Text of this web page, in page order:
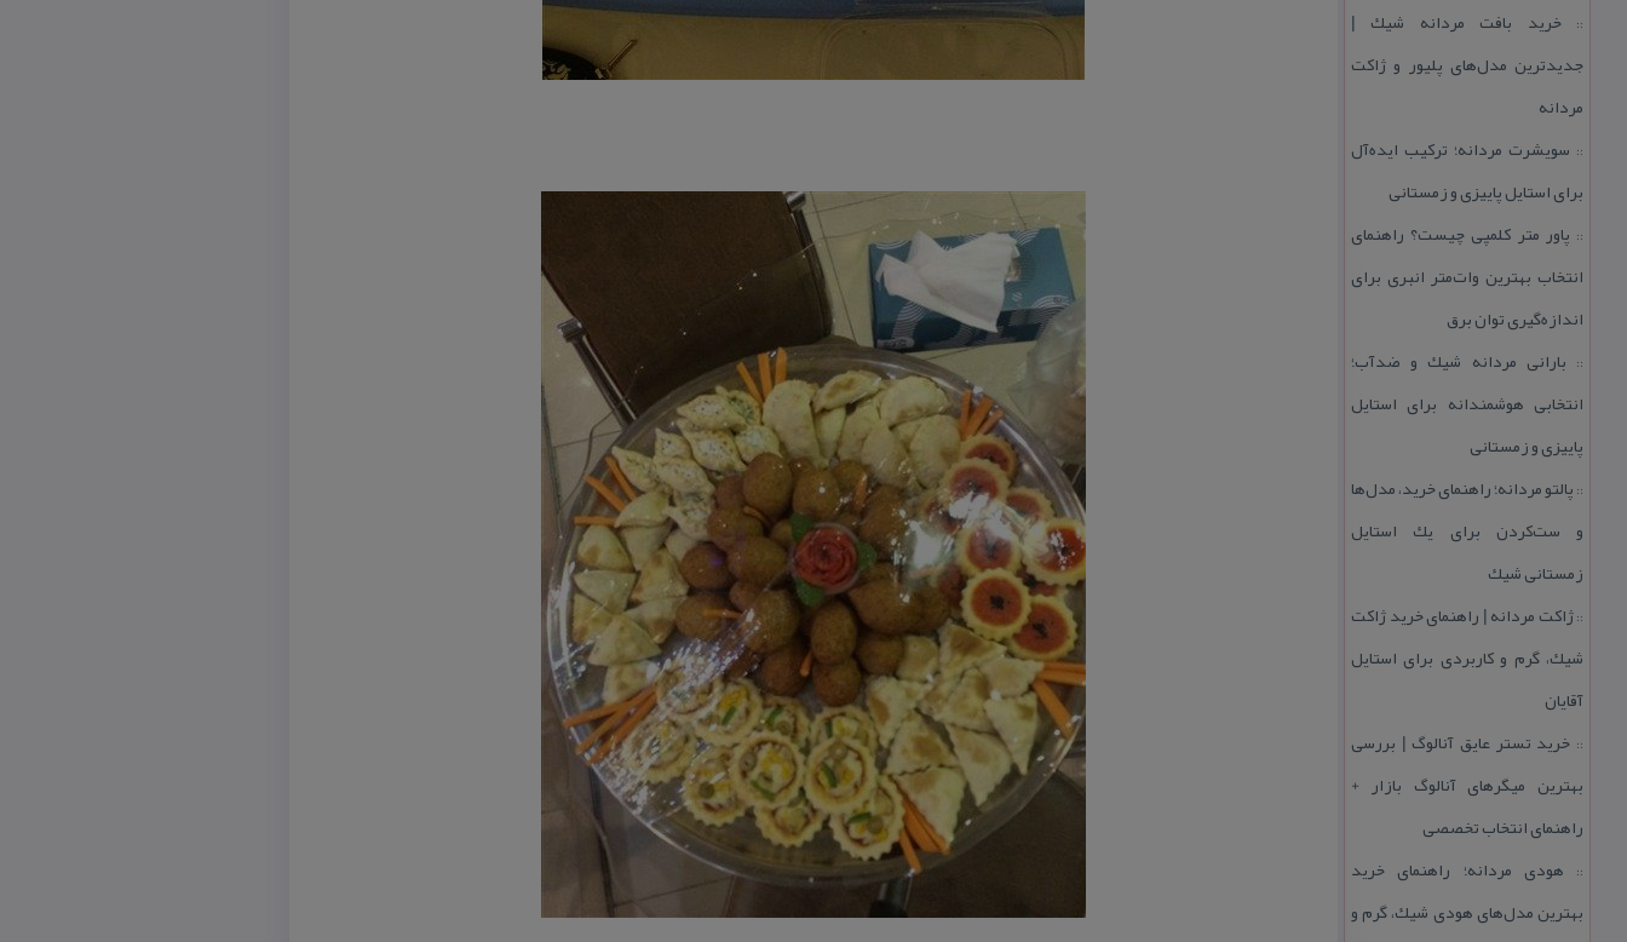
::خرید بافت مردانه شیك |
جدیدترین مدل‌های پلیور و ژاكت
مردانه
:: سویشرت مردانه؛ تركیب ایده‌آل
برای استایل پاییزی و زمستانی
:: پاور متر كلمپی چیست؟ راهنمای
انتخاب بهترین وات‌متر انبری برای
اندازه‌گیری توان برق
:: بارانی مردانه شیك و ضدآب؛
انتخابی هوشمندانه برای استایل
پاییزی و زمستانی
:: پالتو مردانه؛ راهنمای خرید، مدل‌ها
و ست‌كردن برای یك استایل
زمستانی شیك
::ژاكت مردانه | راهنمای خرید ژاكت
شیك، گرم و كاربردی برای استایل
آقایان
:: خرید تستر عایق آنالوگ | بررسی
بهترین میگرهای آنالوگ بازار +
راهنمای انتخاب تخصصی
:: هودی مردانه؛ راهنمای خرید
بهترین مدل‌های هودی شیك، گرم و